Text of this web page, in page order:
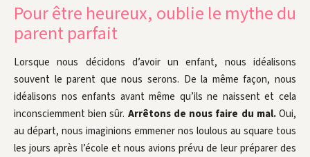
Pour être heureux, oublie le mythe du
parent parfait
Lorsque nous décidons d’avoir un enfant, nous idéalisons
souvent le parent que nous serons. De la même façon, nous
idéalisons nos enfants avant même qu’ils ne naissent et cela
inconsciemment bien sûr. Arrêtons de nous faire du mal.Oui,
au départ, nous imaginions emmener nos loulous au square tous
les jours après l’école et nous avions prévu de leur préparer des